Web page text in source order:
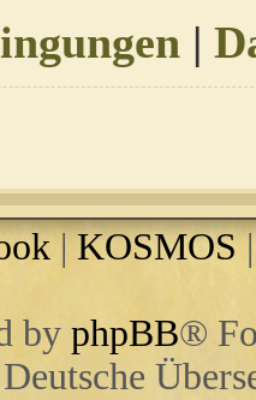
|
|KOSMOS
by phpBB®
Deutsche